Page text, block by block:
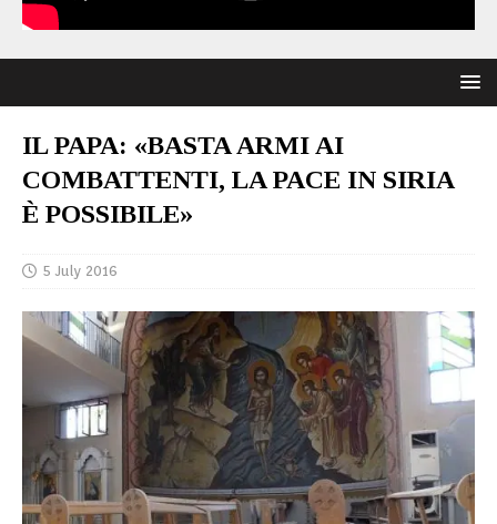
IL PAPA: «BASTA ARMI AI
COMBATTENTI, LA PACE IN SIRIA
È POSSIBILE»
5 July 2016